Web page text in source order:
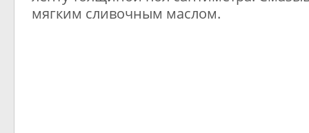
мягким сливочным маслом.